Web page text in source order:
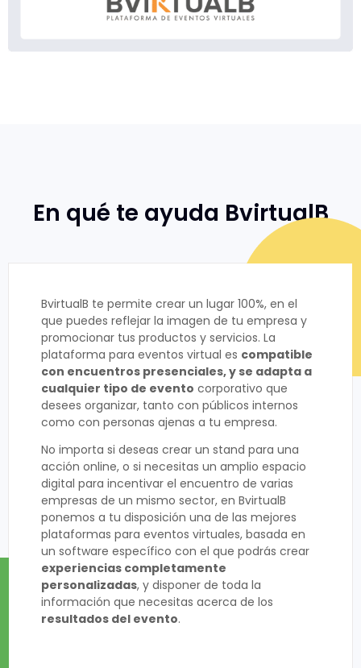
En qué te ayuda BvirtualB
BvirtualB te permite crear un lugar 100%, en el
que puedes reflejar la imagen de tu empresa y
promocionar tus productos y servicios. La
plataforma para eventos virtual es compatible
con encuentros presenciales, y se adapta a
cualquier tipo de evento corporativo que
desees organizar, tanto con públicos internos
como con personas ajenas a tu empresa.
No importa si deseas crear un stand para una
acción online, o si necesitas un amplio espacio
digital para incentivar el encuentro de varias
empresas de un mismo sector, en BvirtualB
ponemos a tu disposición una de las mejores
plataformas para eventos virtuales, basada en
un software específico con el que podrás crear
experiencias completamente
personalizadas, y disponer de toda la
información que necesitas acerca de los
resultados del evento.